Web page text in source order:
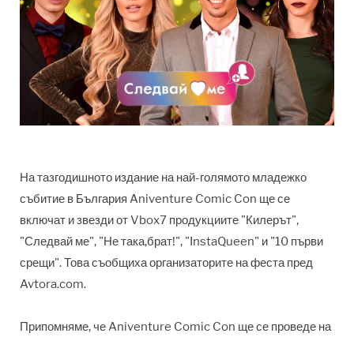
На тазгодишното издание на най-голямото младежко
събитие в България Aniventure Comic Con ще се
включат и звезди от Vbox7 продукциите "Килерът",
"Следвай ме", "Не така,брат!", "InstaQueen" и "10 първи
срещи". Това съобщиха организаторите на феста пред
Avtora.com.
Припомняме, че Aniventure Comic Con ще се проведе на